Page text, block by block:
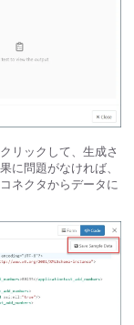
リックして、生成さ
に問題がなければ、
ネクタからデータに